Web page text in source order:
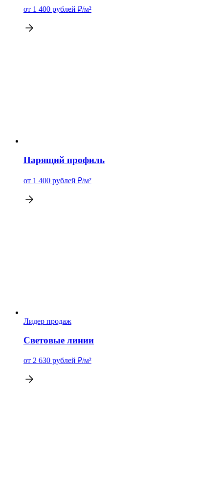
от 1 400 рублей ₽/м²
Парящий профиль
от 1 400 рублей ₽/м²
Лидер продаж
Световые линии
от 2 630 рублей ₽/м²